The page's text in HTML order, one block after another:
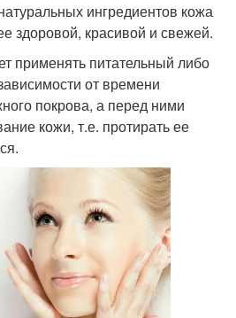
ингредиентов кожа
здоровой, красивой и свежей.
применять питательный либо
от времени
покрова, а перед ними
кожи, т.е. протирать ее